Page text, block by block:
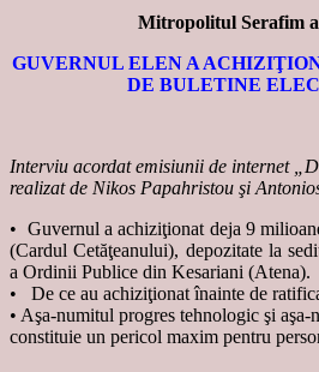
Mitropolitul Serafim
GUVERNUL ELEN A
DE BULETINE
Interviu acordat emisiunii de internet
realizat de Nikos Papahristou şi
• Guvernul a achiziţionat deja 9
(Cardul Cetăţeanului), depozitate la
a Ordinii Publice din Kesariani (Atena).
• De ce au achiziţionat înainte de
• Aşa-numitul progres tehnologic şi
constituie un pericol maxim pentru